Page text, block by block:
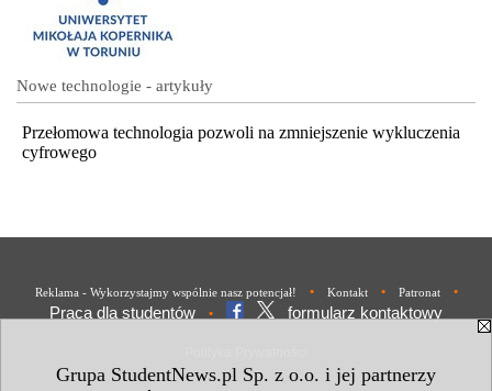
Grupa StudentNews.pl Sp. z o.o. i jej partnerzy
Nowe technologie - artykuły
Przełomowa technologia pozwoli na zmniejszenie wykluczenia
cyfrowego
Reklama - Wykorzystajmy wspólnie nasz potencjał! • Kontakt • Patronat •
Praca dla studentów • formularz kontaktowy